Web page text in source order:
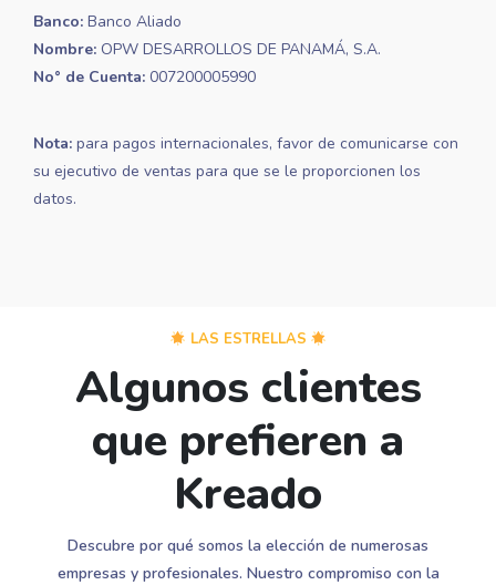
Banco: Banco Aliado
Nombre: OPW DESARROLLOS DE PANAMÁ, S.A.
No° de Cuenta: 007200005990
Nota: para pagos internacionales, favor de comunicarse con
su ejecutivo de ventas para que se le proporcionen los
datos.
LAS ESTRELLAS
Algunos clientes
que prefieren a
Kreado
Descubre por qué somos la elección de numerosas
empresas y profesionales. Nuestro compromiso con la